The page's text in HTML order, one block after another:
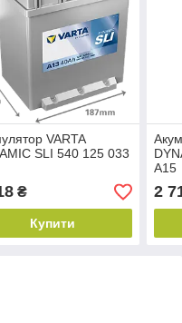
VARTA
SLI 540 125 033
₴
Купити
A15
2